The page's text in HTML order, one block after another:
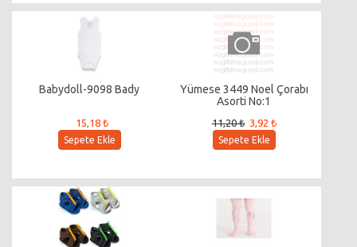
Babydoll-9098 Bady
15,18 ₺
Sepete Ekle
Yümese 3449 Noel Çorabı
Asorti No:1
11,20 ₺ 3,92 ₺
Sepete Ekle